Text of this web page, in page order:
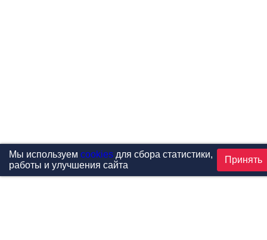
Мы используем cookiesдля сбора статистики,
работы и улучшения сайта
Принять